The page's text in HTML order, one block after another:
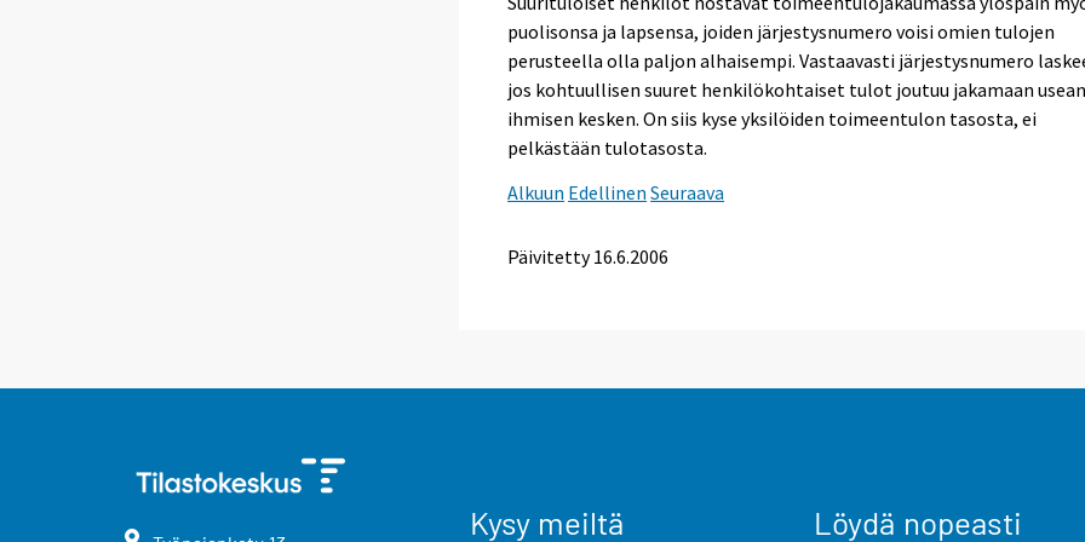
puolisonsa ja lapsensa, joiden järjestysnumero voisi omien tulojen
perusteella olla paljon alhaisempi. Vastaavasti järjestysnumero
jos kohtuullisen suuret henkilökohtaiset tulot joutuu jakamaan
ihmisen kesken. On siis kyse yksilöiden toimeentulon tasosta, ei
pelkästään tulotasosta.
Alkuun Edellinen Seuraava
Päivitetty16.6.2006
Kysy meiltä Löydä nopeasti